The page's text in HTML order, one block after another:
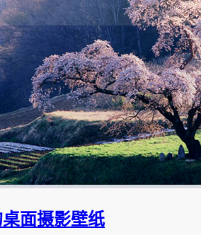
面摄影壁纸